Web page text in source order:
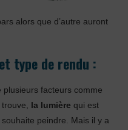
alors que d’autre auront
type de rendu :
plusieurs facteurs comme
la lumière qui est
souhaite peindre. Mais il y a